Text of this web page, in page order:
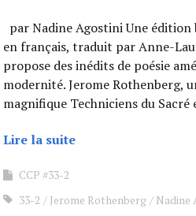
par Nadine Agostini Une édition
en français, traduit par Anne-
propose des inédits de poésie
modernité. Jerome Rothenberg,
magnifique Techniciens du
Lire la suite
CCP #33-2
33-2
Jerome Rothenberg Nadine